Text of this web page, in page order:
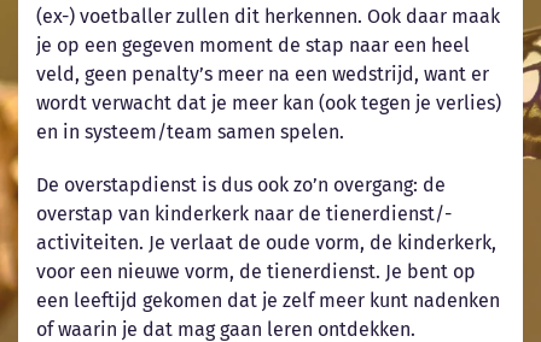
(ex-) voetballer zullen dit herkennen. Ook daar maak
je op een gegeven moment de stap naar een heel
veld, geen penalty’s meer na een wedstrijd, want er
wordt verwacht dat je meer kan (ook tegen je verlies)
en in systeem/team samen spelen.
De overstapdienst is dus ook zo’n overgang: de
overstap van kinderkerk naar de tienerdienst/-
activiteiten. Je verlaat de oude vorm, de kinderkerk,
voor een nieuwe vorm, de tienerdienst. Je bent op
een leeftijd gekomen dat je zelf meer kunt nadenken
of waarin je dat mag gaan leren ontdekken.